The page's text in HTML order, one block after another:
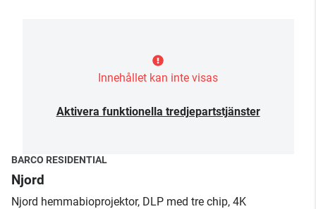
Innehållet kan inte visas
Aktivera funktionella tredjepartstjänster
BARCO RESIDENTIAL
Njord
Njord hemmabioprojektor, DLP med tre chip, 4K